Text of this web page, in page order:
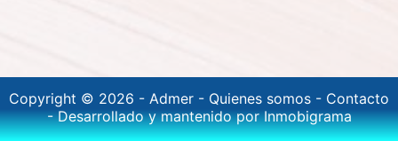
Copyright © 2026 - Admer - Quienes somos - Contacto
-Desarrollado y mantenido por Inmobigrama